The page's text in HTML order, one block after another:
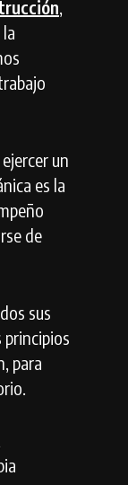
,
un
es la
de
sus
para